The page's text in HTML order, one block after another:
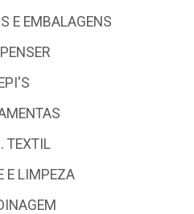
E EMBALAGENS
EPI'S
TEXTIL
E LIMPEZA